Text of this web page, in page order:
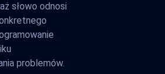
słowo odnosi
problemów.